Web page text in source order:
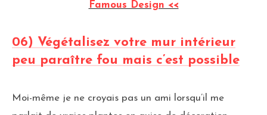
Famous Design <<
06) Végétalisez votre mur intérieur
peu paraître fou mais c’est possible
Moi-même je ne croyais pas un ami lorsqu’il me